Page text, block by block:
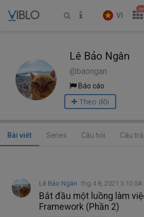
VI
Lê Bảo Ngân
@baongan
Báo cáo
Theo dõi
Bài viết Series Câu hỏi Câu
Lê Bảo Ngân thg 4 8, 2021 3:10 SA
Bắt đầu một luồng làm
Framework (Phần 2)